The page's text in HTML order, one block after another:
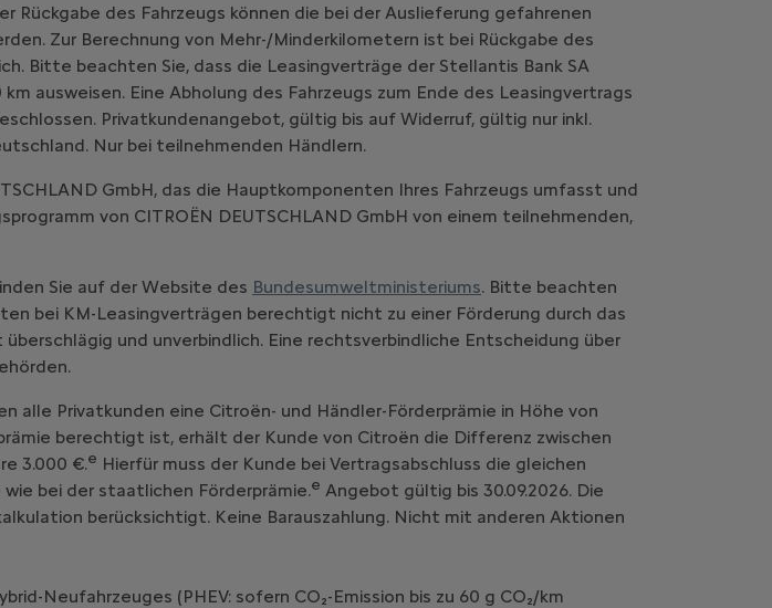
des Fahrzeugs können die bei der Auslieferung gefahrenen
Zur Berechnung von Mehr-/Minderkilometern ist bei Rückgabe des
Bitte beachten Sie, dass die Leasingverträge der Stellantis Bank SA
ausweisen. Eine Abholung des Fahrzeugs zum Ende des Leasingvertrags
Privatkundenangebot, gültig bis auf Widerruf, gültig nur inkl.
Nur bei teilnehmenden Händlern.
GmbH, das die Hauptkomponenten Ihres Fahrzeugs umfasst und
von CITROËN DEUTSCHLAND GmbH von einem teilnehmenden,
Sie auf der Website des Bundesumweltministeriums. Bitte beachten
bei KM-Leasingverträgen berechtigt nicht zu einer Förderung durch das
und unverbindlich. Eine rechtsverbindliche Entscheidung über
alle Privatkunden eine Citroën- und Händler-Förderprämie in Höhe von
berechtigt ist, erhält der Kunde von Citroën die Differenz zwischen
3.000 €.e Hierfür muss der Kunde bei Vertragsabschluss die gleichen
bei der staatlichen Förderprämie.e Angebot gültig bis 30.09.2026. Die
berücksichtigt. Keine Barauszahlung. Nicht mit anderen Aktionen
Neufahrzeuges (PHEV: sofern CO₂-Emission bis zu 60 g CO₂/km